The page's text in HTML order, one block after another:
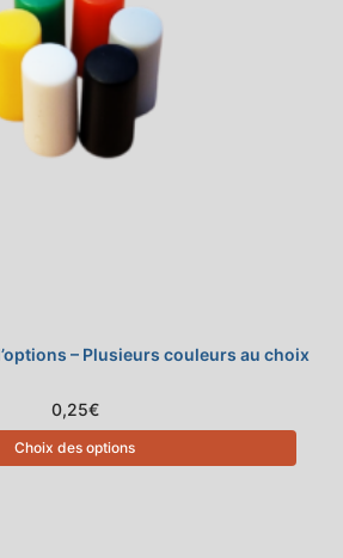
– Plusieurs couleurs au choix
0,25€
Choix des options